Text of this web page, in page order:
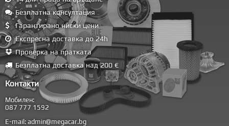
Безплатна консултация
Гарантирано ниски цени
Експресна доставка до 24h
Проверка на пратката
Безплатна доставка над 200 €
Контакти
Мобилен:
087 777 1592
E-mail: admin@megacar.bg